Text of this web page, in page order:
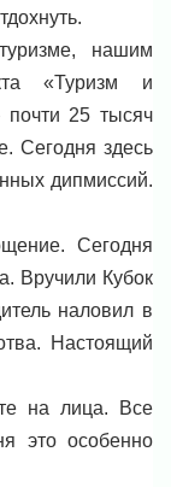
нашим
«Туризм и
25 тысяч
Сегодня здесь
дипмиссий.
Сегодня
Вручили Кубок
наловил в
Настоящий
на лица. Все
это особенно